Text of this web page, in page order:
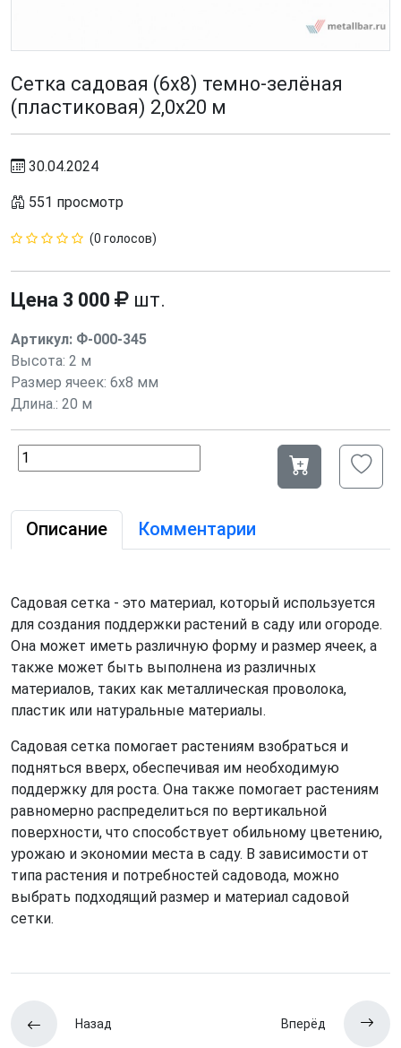
Сетка садовая (6х8) темно-зелёная
(пластиковая) 2,0х20 м
30.04.2024
551 просмотр
(0 голосов)
Цена 3 000 шт.
Артикул: Ф-000-345
Высота: 2 м
Размер ячеек: 6х8 мм
Длина.: 20 м
Описание Комментарии
Садовая сетка - это материал, который используется
для создания поддержки растений в саду или огороде.
Она может иметь различную форму и размер ячеек, а
также может быть выполнена из различных
материалов, таких как металлическая проволока,
пластик или натуральные материалы.
Садовая сетка помогает растениям взобраться и
подняться вверх, обеспечивая им необходимую
поддержку для роста. Она также помогает растениям
равномерно распределиться по вертикальной
поверхности, что способствует обильному цветению,
урожаю и экономии места в саду. В зависимости от
типа растения и потребностей садовода, можно
выбрать подходящий размер и материал садовой
сетки.
Назад Вперёд